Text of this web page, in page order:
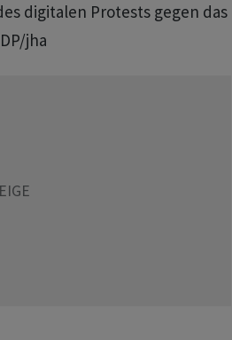
digitalen Protests gegen das
jha